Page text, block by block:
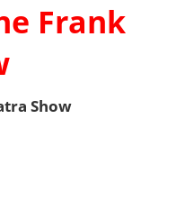
Frank
Show